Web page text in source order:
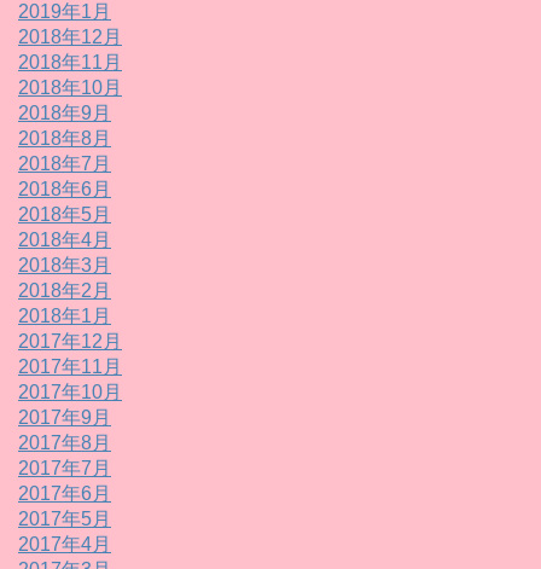
2019年1月
2018年12月
2018年11月
2018年10月
2018年9月
2018年8月
2018年7月
2018年6月
2018年5月
2018年4月
2018年3月
2018年2月
2018年1月
2017年12月
2017年11月
2017年10月
2017年9月
2017年8月
2017年7月
2017年6月
2017年5月
2017年4月